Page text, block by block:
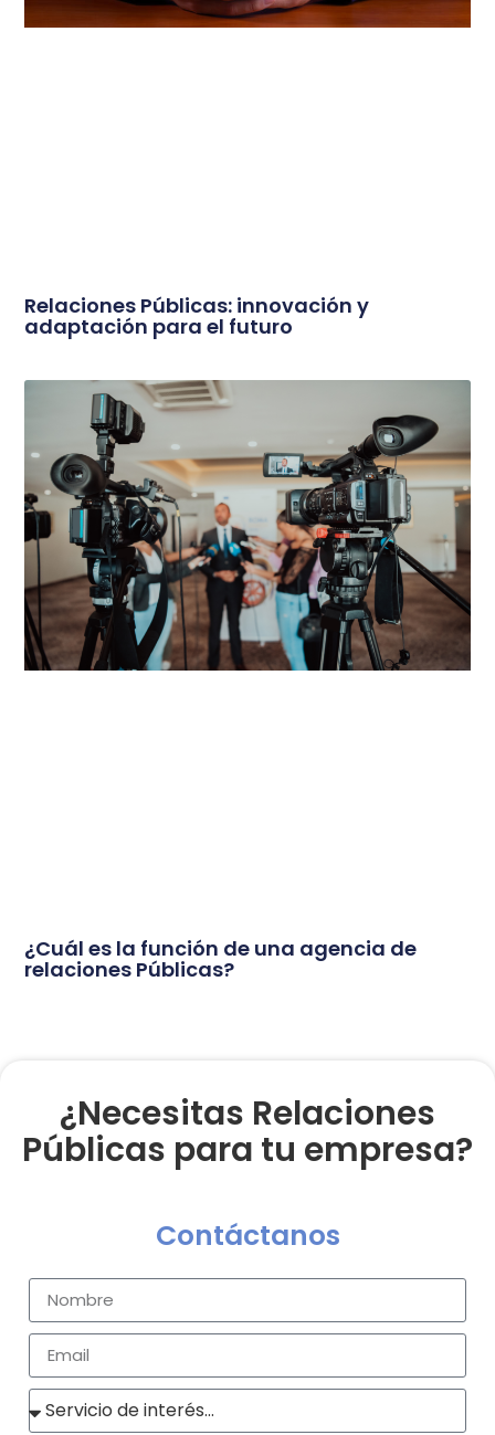
Relaciones Públicas: innovación y
adaptación para el futuro
¿Cuál es la función de una agencia de
relaciones Públicas?
¿Necesitas Relaciones
Públicas para tu empresa?
Contáctanos